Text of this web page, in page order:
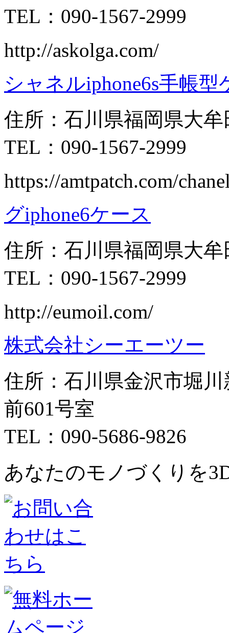
TEL：090-1567-2999
http://askolga.com/
シャネルiphone6s手帳型
住所：石川県福岡県大
TEL：090-1567-2999
https://amtpatch.com/
グiphone6ケース
住所：石川県福岡県大
TEL：090-1567-2999
http://eumoil.com/
株式会社シーエーツー
住所：石川県金沢市堀
前601号室
TEL：090-5686-9826
あなたのモノづくりを